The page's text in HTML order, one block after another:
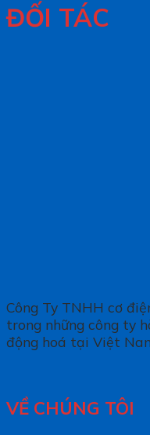
ĐỐI TÁC
Công Ty TNHH cơ
trong những công ty
động hoá tại Việt
VỀ CHÚNG TÔI